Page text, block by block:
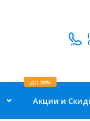
Акции и
ДО 30%